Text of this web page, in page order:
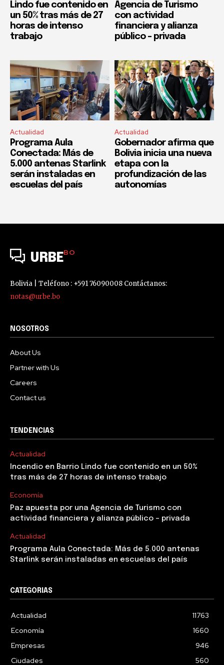
Lindo fue contenido en
un 50% tras más de 27
horas de intenso
trabajo
Agencia de Turismo
con actividad
financiera y alianza
público – privada
Actualidad
Programa Aula
Conectada: Más de
5.000 antenas Starlink
serán instaladas en
escuelas del país
Actualidad
Gobernador afirma que
Bolivia inicia una nueva
etapa con la
profundización de las
autonomías
URBEBO
Bolivia | Teléfono : +591 76090008 Contáctanos:
notas@urbe.bo
NOSOTROS
About Us
Partner with Us
Careers
Contact us
TENDENCIAS
Actualidad
Incendio en Barrio Lindo fue contenido en un 50%
tras más de 27 horas de intenso trabajo
Economía
Paz apuesta por una Agencia de Turismo con
actividad financiera y alianza público – privada
Actualidad
Programa Aula Conectada: Más de 5.000 antenas
Starlink serán instaladas en escuelas del país
CATEGORIAS
Actualidad
11763
Economía
1660
Empresas
946
Ciudades
560